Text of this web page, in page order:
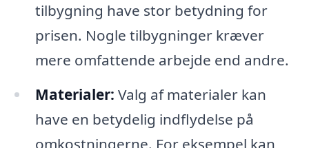
tilbygning have stor betydning for
prisen. Nogle tilbygninger kræver
mere omfattende arbejde end andre.
Materialer: Valg af materialer kan
have en betydelig indflydelse på
omkostningerne. For eksempel kan